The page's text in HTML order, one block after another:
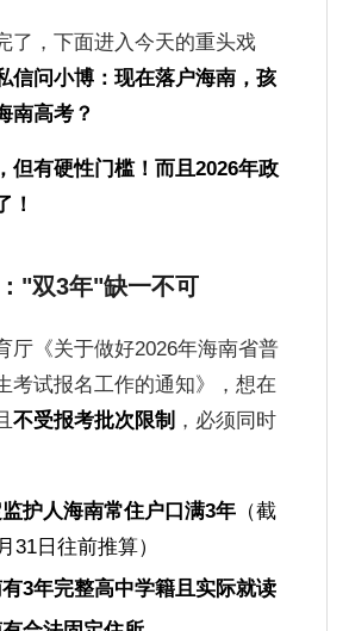
了，下面进入今天的重头戏
信问小博：现在落户海南，孩
南高考？
但有硬性门槛！而且2026年政
！
"双3年"缺一不可
厅《关于做好2026年海南省普
考试报名工作的通知》，想在
不受报考批次限制 ，必须同时
护人海南常住户口满3年（截
31日往前推算）
3年完整高中学籍且实际就读